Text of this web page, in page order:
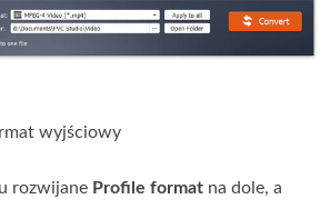
wyjściowy
rozwijane Profile format na dole, a